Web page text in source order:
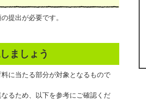
提出が必要です。
ましょう
に当たる部分が対象となるもので
るため、以下を参考にご確認くだ